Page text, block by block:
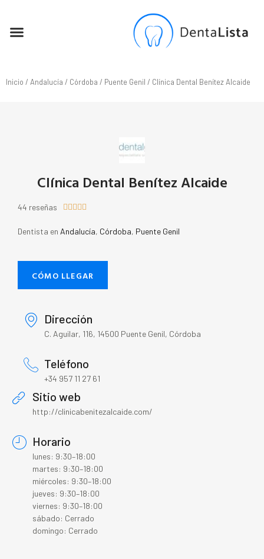
Inicio / Andalucía / Córdoba / Puente Genil / Clínica Dental Benítez Alcaide
Clínica Dental Benítez Alcaide
44 reseñas     
Dentista en Andalucía, Córdoba, Puente Genil
CÓMO LLEGAR
Dirección
C. Aguilar, 116, 14500 Puente Genil, Córdoba
Teléfono
+34 957 11 27 61
Sitio web
http://clinicabenitezalcaide.com/
Horario
lunes: 9:30–18:00
martes: 9:30–18:00
miércoles: 9:30–18:00
jueves: 9:30–18:00
viernes: 9:30–18:00
sábado: Cerrado
domingo: Cerrado